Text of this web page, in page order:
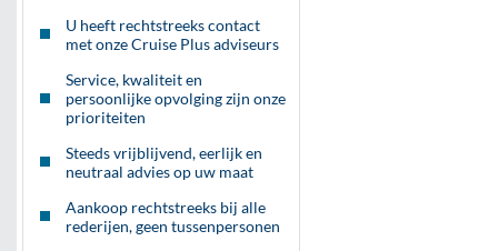
U heeft rechtstreeks contact
met onze Cruise Plus adviseurs
Service, kwaliteit en
persoonlijke opvolging zijn onze
prioriteiten
Steeds vrijblijvend, eerlijk en
neutraal advies op uw maat
Aankoop rechtstreeks bij alle
rederijen, geen tussenpersonen